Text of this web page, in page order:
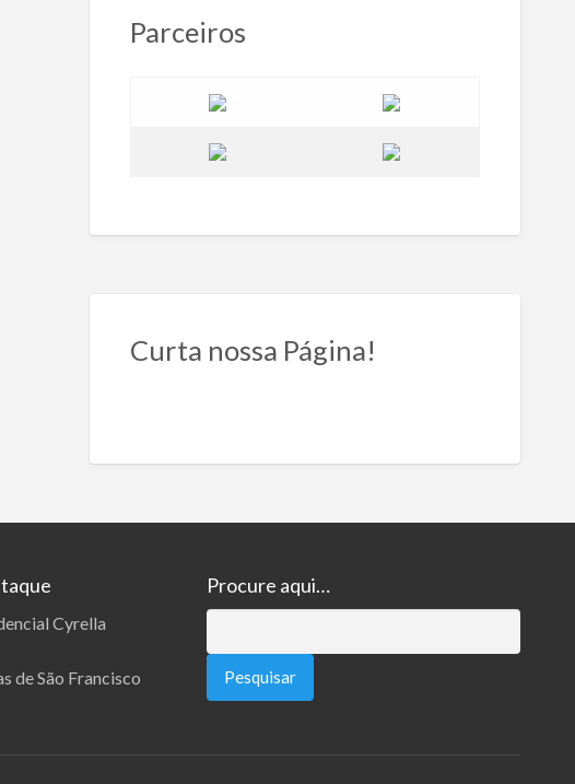
Parceiros
Curta nossa Página!
Cyrella
de São Francisco
Procure aqui…
por: